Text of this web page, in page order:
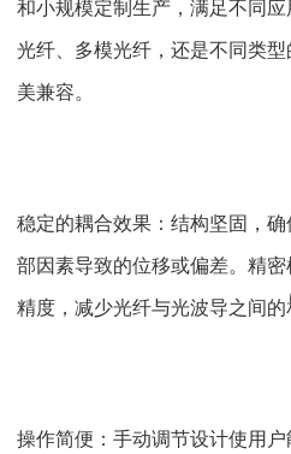
和小规模定制生产，满足不同
光纤、多模光纤，还是不同类
美兼容。
稳定的耦合效果：结构坚固，
部因素导致的位移或偏差。精
精度，减少光纤与光波导之间
操作简便：手动调节设计使用